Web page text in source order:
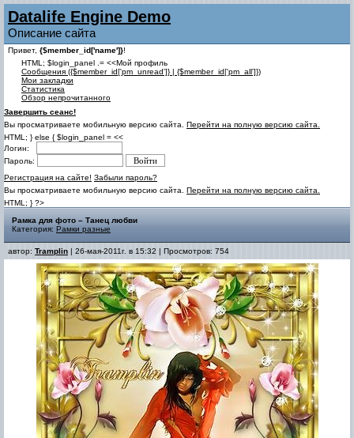
Datalife Engine Demo
Описание сайта
Привет, {$member_id['name']}!
HTML; $login_panel .= <<Мой профиль
Cообщения ({$member_id['pm_unread']} | {$member_id['pm_all']})
Мои закладки
Статистика
Обзор непрочитанного
Завершить сеанс!
Вы просматриваете мобильную версию сайта. Перейти на полную версию сайта.
HTML; } else { $login_panel = <<
Логин:
Пароль:
Регистрация на сайте! Забыли пароль?
Вы просматриваете мобильную версию сайта. Перейти на полную версию сайта.
HTML; } ?>
Рамка для фото – Танец любви
Категория: Рамки разные
автор: Tramplin | 26-мая-2011г. в 15:32 | Просмотров: 754